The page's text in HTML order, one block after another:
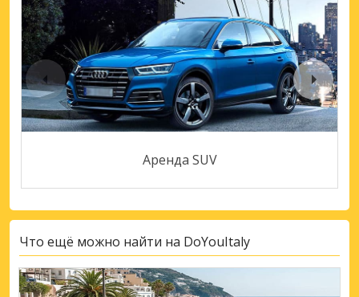
Аренда SUV
Что ещё можно найти на DoYouItaly